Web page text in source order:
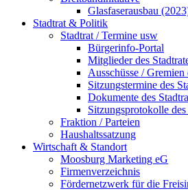
Glasfaserausbau
Stadtrat & Politik
Stadtrat / Termine usw
Bürgerinfo-Portal
Mitglieder des
Ausschüsse / Gremien
Sitzungstermine des
Dokumente des
Sitzungsprotokolle
Fraktion / Parteien
Haushaltssatzung
Wirtschaft & Standort
Moosburg Marketing eG
Firmenverzeichnis
Fördernetzwerk für die